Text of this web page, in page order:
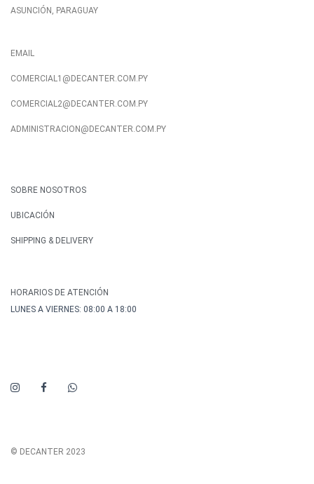
ASUNCIÓN, PARAGUAY
EMAIL
COMERCIAL1@DECANTER.COM.PY
COMERCIAL2@DECANTER.COM.PY
ADMINISTRACION@DECANTER.COM.PY
SOBRE NOSOTROS
UBICACIÓN
SHIPPING & DELIVERY
HORARIOS DE ATENCIÓN
LUNES A VIERNES: 08:00 A 18:00
© DECANTER 2023